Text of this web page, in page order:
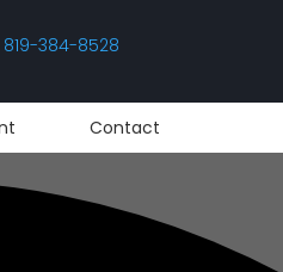
819-384-8528
Contact